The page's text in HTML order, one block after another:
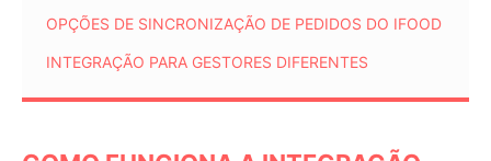
OPÇÕES DE SINCRONIZAÇÃO DE PEDIDOS DO IFOOD
INTEGRAÇÃO PARA GESTORES DIFERENTES